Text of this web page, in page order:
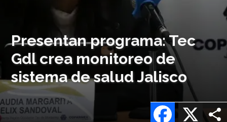
Presentan programa: Tec
Gdl crea monitoreo de
sistema de salud Jalisco
X
Facebook